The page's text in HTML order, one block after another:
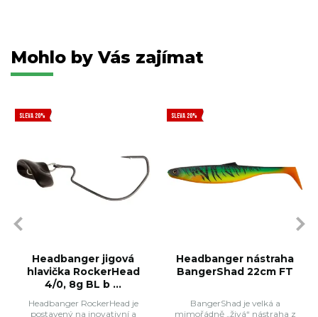
Mohlo by Vás zajímat
SLEVA 20%
Headbanger jigová
hlavička RockerHead
4/0, 8g BL b ...
Headbanger RockerHead je
postavený na inovativní a
SLEVA 20%
Headbanger nástraha
BangerShad 22cm FT
BangerShad je velká a
mimořádně „živá“ nástraha z